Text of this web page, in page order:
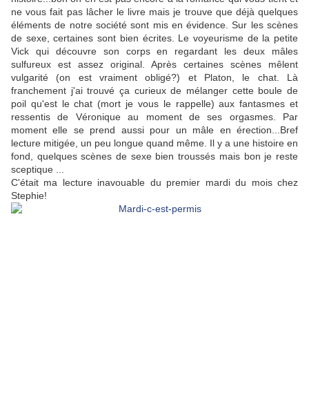
ne vous fait pas lâcher le livre mais je trouve que déjà quelques
éléments de notre société sont mis en évidence. Sur les scènes
de sexe, certaines sont bien écrites. Le voyeurisme de la petite
Vick qui découvre son corps en regardant les deux mâles
sulfureux est assez original. Après certaines scènes mêlent
vulgarité (on est vraiment obligé?) et Platon, le chat. Là
franchement j'ai trouvé ça curieux de mélanger cette boule de
poil qu'est le chat (mort je vous le rappelle) aux fantasmes et
ressentis de Véronique au moment de ses orgasmes. Par
moment elle se prend aussi pour un mâle en érection...Bref
lecture mitigée, un peu longue quand même. Il y a une histoire en
fond, quelques scènes de sexe bien troussés mais bon je reste
sceptique ...
C'était ma lecture inavouable du premier mardi du mois chez
Stephie!